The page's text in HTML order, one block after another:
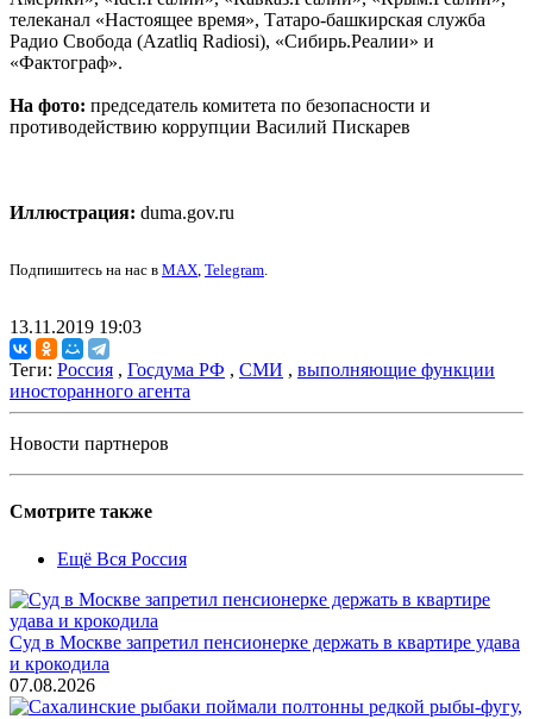
телеканал «Настоящее время», Татаро-башкирская служба
Радио Свобода (Azatliq Radiosi), «Сибирь.Реалии» и
«Фактограф».
На фото: председатель комитета по безопасности и
противодействию коррупции Василий Пискарев
Иллюстрация: duma.gov.ru
Подпишитесь на нас в MAX, Telegram.
13.11.2019 19:03
Теги: Россия , Госдума РФ , СМИ , выполняющие функции
иносторанного агента
Новости партнеров
Смотрите также
Ещё Вся Россия
Суд в Москве запретил пенсионерке держать в квартире удава
и крокодила
07.08.2026